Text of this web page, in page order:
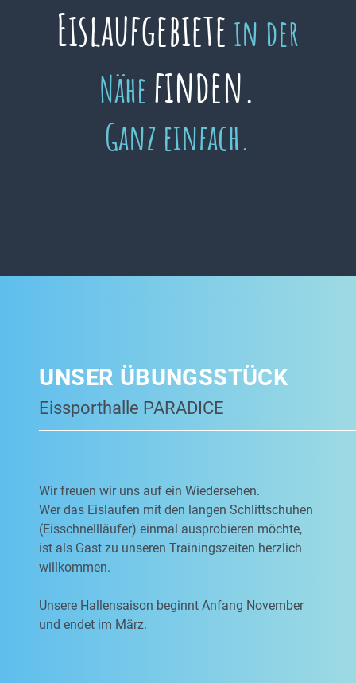
Eislaufgebiete in der
Nähe finden.
Ganz einfach.
UNSER ÜBUNGSSTÜCK
Eissporthalle PARADICE
Wir freuen wir uns auf ein Wiedersehen.
Wer das Eislaufen mit den langen Schlittschuhen
(Eisschnellläufer) einmal ausprobieren möchte,
ist als Gast zu unseren Trainingszeiten herzlich
willkommen.
Unsere Hallensaison beginnt Anfang November
und endet im März.